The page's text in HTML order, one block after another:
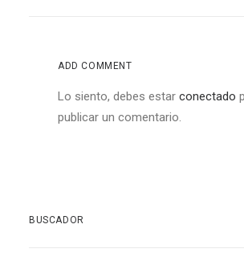
ADD COMMENT
Lo siento, debes estar conectado
publicar un comentario.
BUSCADOR